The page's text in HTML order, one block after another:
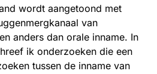
wordt aangetoond met
van
anders dan orale inname. In
ik onderzoeken die een
tussen de inname van